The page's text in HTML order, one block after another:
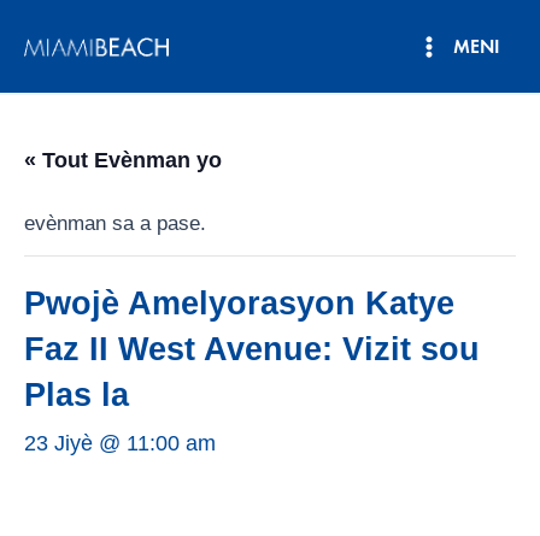
nan
MENI
« Tout Evènman yo
evènman sa a pase.
Pwojè Amelyorasyon Katye
Faz II West Avenue: Vizit sou
Plas la
23 Jiyè @ 11:00 am